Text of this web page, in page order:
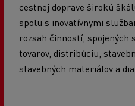
cestnej doprave širokú
spolu s inovatívnymi
rozsah činností, spojených
tovarov, distribúciu,
stavebných materiálov a